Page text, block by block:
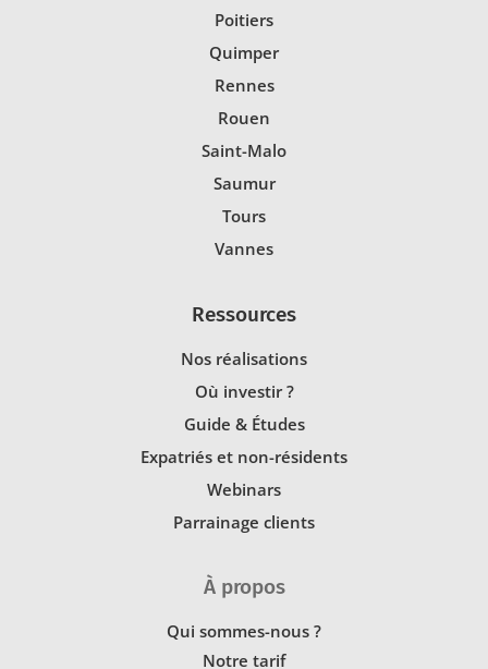
Poitiers
Quimper
Rennes
Rouen
Saint-Malo
Saumur
Tours
Vannes
Ressources
Nos réalisations
Où investir ?
Guide & Études
Expatriés et non-résidents
Webinars
Parrainage clients
À propos
Qui sommes-nous ?
Notre tarif